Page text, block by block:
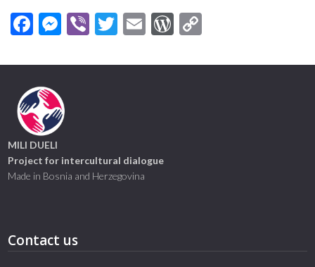
Facebook
Messenger
ViberTwitter
EmailWordPress
MILI DUELI
Project for intercultural dialogue
Made in Bosnia and Herzegovina
Contact us